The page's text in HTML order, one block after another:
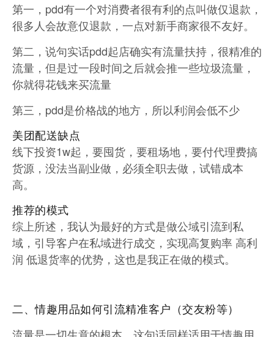
第一，pdd有一个对消费者很有利的点叫做仅退款，
很多人会故意仅退款，一点对新手商家很不友好。
第二，说句实话pdd起店确实有流量扶持，很精准的
流量，但是过一段时间之后就会推一些垃圾流量，
你就得花钱来买流量
第三，pdd是价格战的地方，所以利润会低不少
美团配送缺点
线下投资1w起，要囤货，要租场地，要付代理费搞
货源，没法当副业做，必须全职去做，试错成本
高。
推荐的模式
综上所述，我认为最好的方式是做公域引流到私
域，引导客户在私域进行成交，实现高复购率 高利
润 低退货率的优势，这也是我正在做的模式。
二、情趣用品如何引流精准客户（交友粉等）